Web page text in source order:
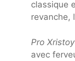
classique
revanche,
Pro Xristoy
avec